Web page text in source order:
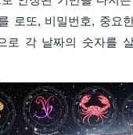
로또, 비밀번호, 중요
로 각 날짜의 숫자를